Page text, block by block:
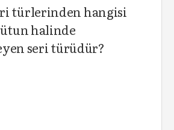
türlerinden hangisi
halinde
seri türüdür?